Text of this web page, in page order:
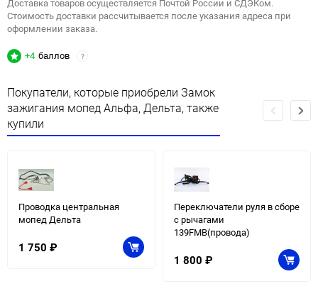
Доставка товаров осуществляется Почтой России и СДЭКом.
Стоимость доставки рассчитывается после указания адреса при
оформлении заказа.
+4 баллов ?
Покупатели, которые приобрели Замок
зажигания мопед Альфа, Дельта, также
купили
Проводка центральная
мопед Дельта
1 750 ₽
Переключатели руля в сборе
с рычагами
139FMB(провода)
1 800 ₽